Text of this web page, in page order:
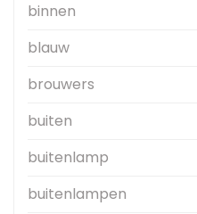
binnen
blauw
brouwers
buiten
buitenlamp
buitenlampen